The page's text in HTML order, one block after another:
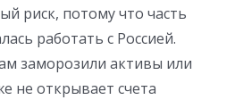
риск, потому что часть
работать с Россией.
заморозили активы или
не открывает счета